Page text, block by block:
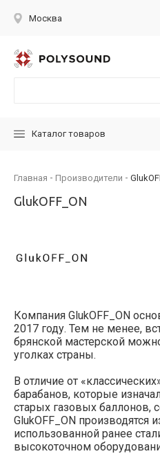
Москва
Каталог товаров
Главная Производители
GlukOFF_ON
Компания GlukOFF_ON
2017 году. Тем не менее,
брянской мастерской
уголках страны.
В отличие от
барабанов, которые
старых газовых
GlukOFF_ON производятся
использованной ранее
высокоточном